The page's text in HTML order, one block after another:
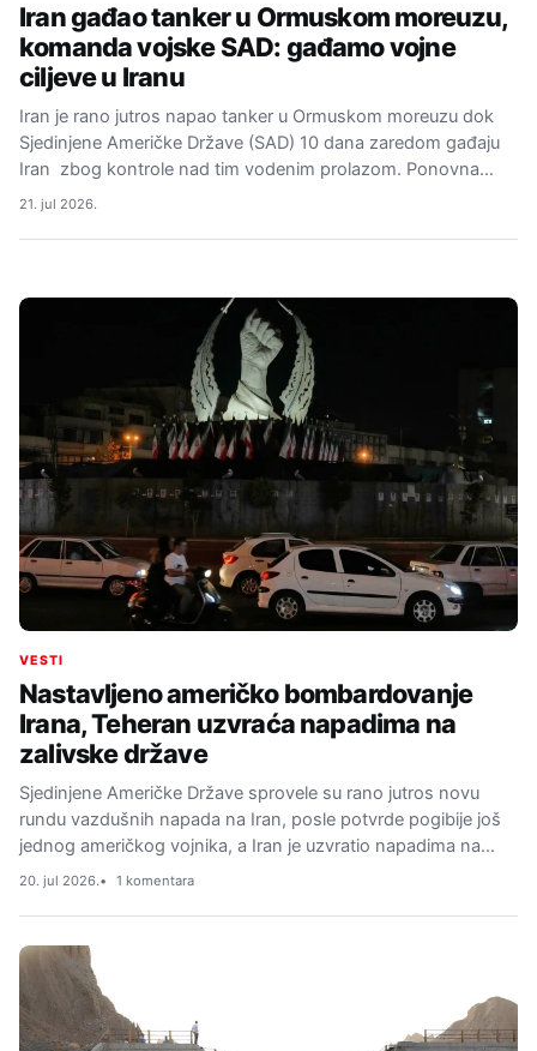
Iran gađao tanker u Ormuskom moreuzu,
komanda vojske SAD: gađamo vojne
ciljeve u Iranu
Iran je rano jutros napao tanker u Ormuskom moreuzu dok
Sjedinjene Američke Države (SAD) 10 dana zaredom gađaju
Iran zbog kontrole nad tim vodenim prolazom. Ponovna…
21. jul 2026.
VESTI
Nastavljeno američko bombardovanje
Irana, Teheran uzvraća napadima na
zalivske države
Sjedinjene Američke Države sprovele su rano jutros novu
rundu vazdušnih napada na Iran, posle potvrde pogibije još
jednog američkog vojnika, a Iran je uzvratio napadima na…
20. jul 2026. 1 komentara